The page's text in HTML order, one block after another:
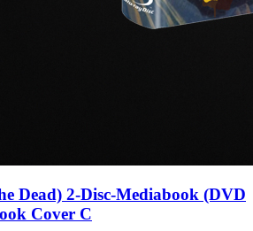
Dead) 2-Disc-Mediabook (DVD
Cover C